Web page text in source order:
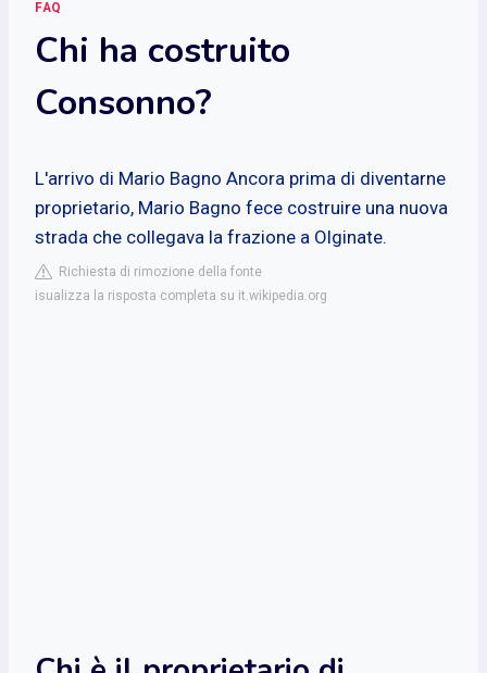
FAQ
Chi ha costruito
Consonno?
L'arrivo di Mario Bagno Ancora prima di diventarne
proprietario, Mario Bagno fece costruire una nuova
strada che collegava la frazione a Olginate.
Richiesta di rimozione della fonte
isualizza la risposta completa su it.wikipedia.org